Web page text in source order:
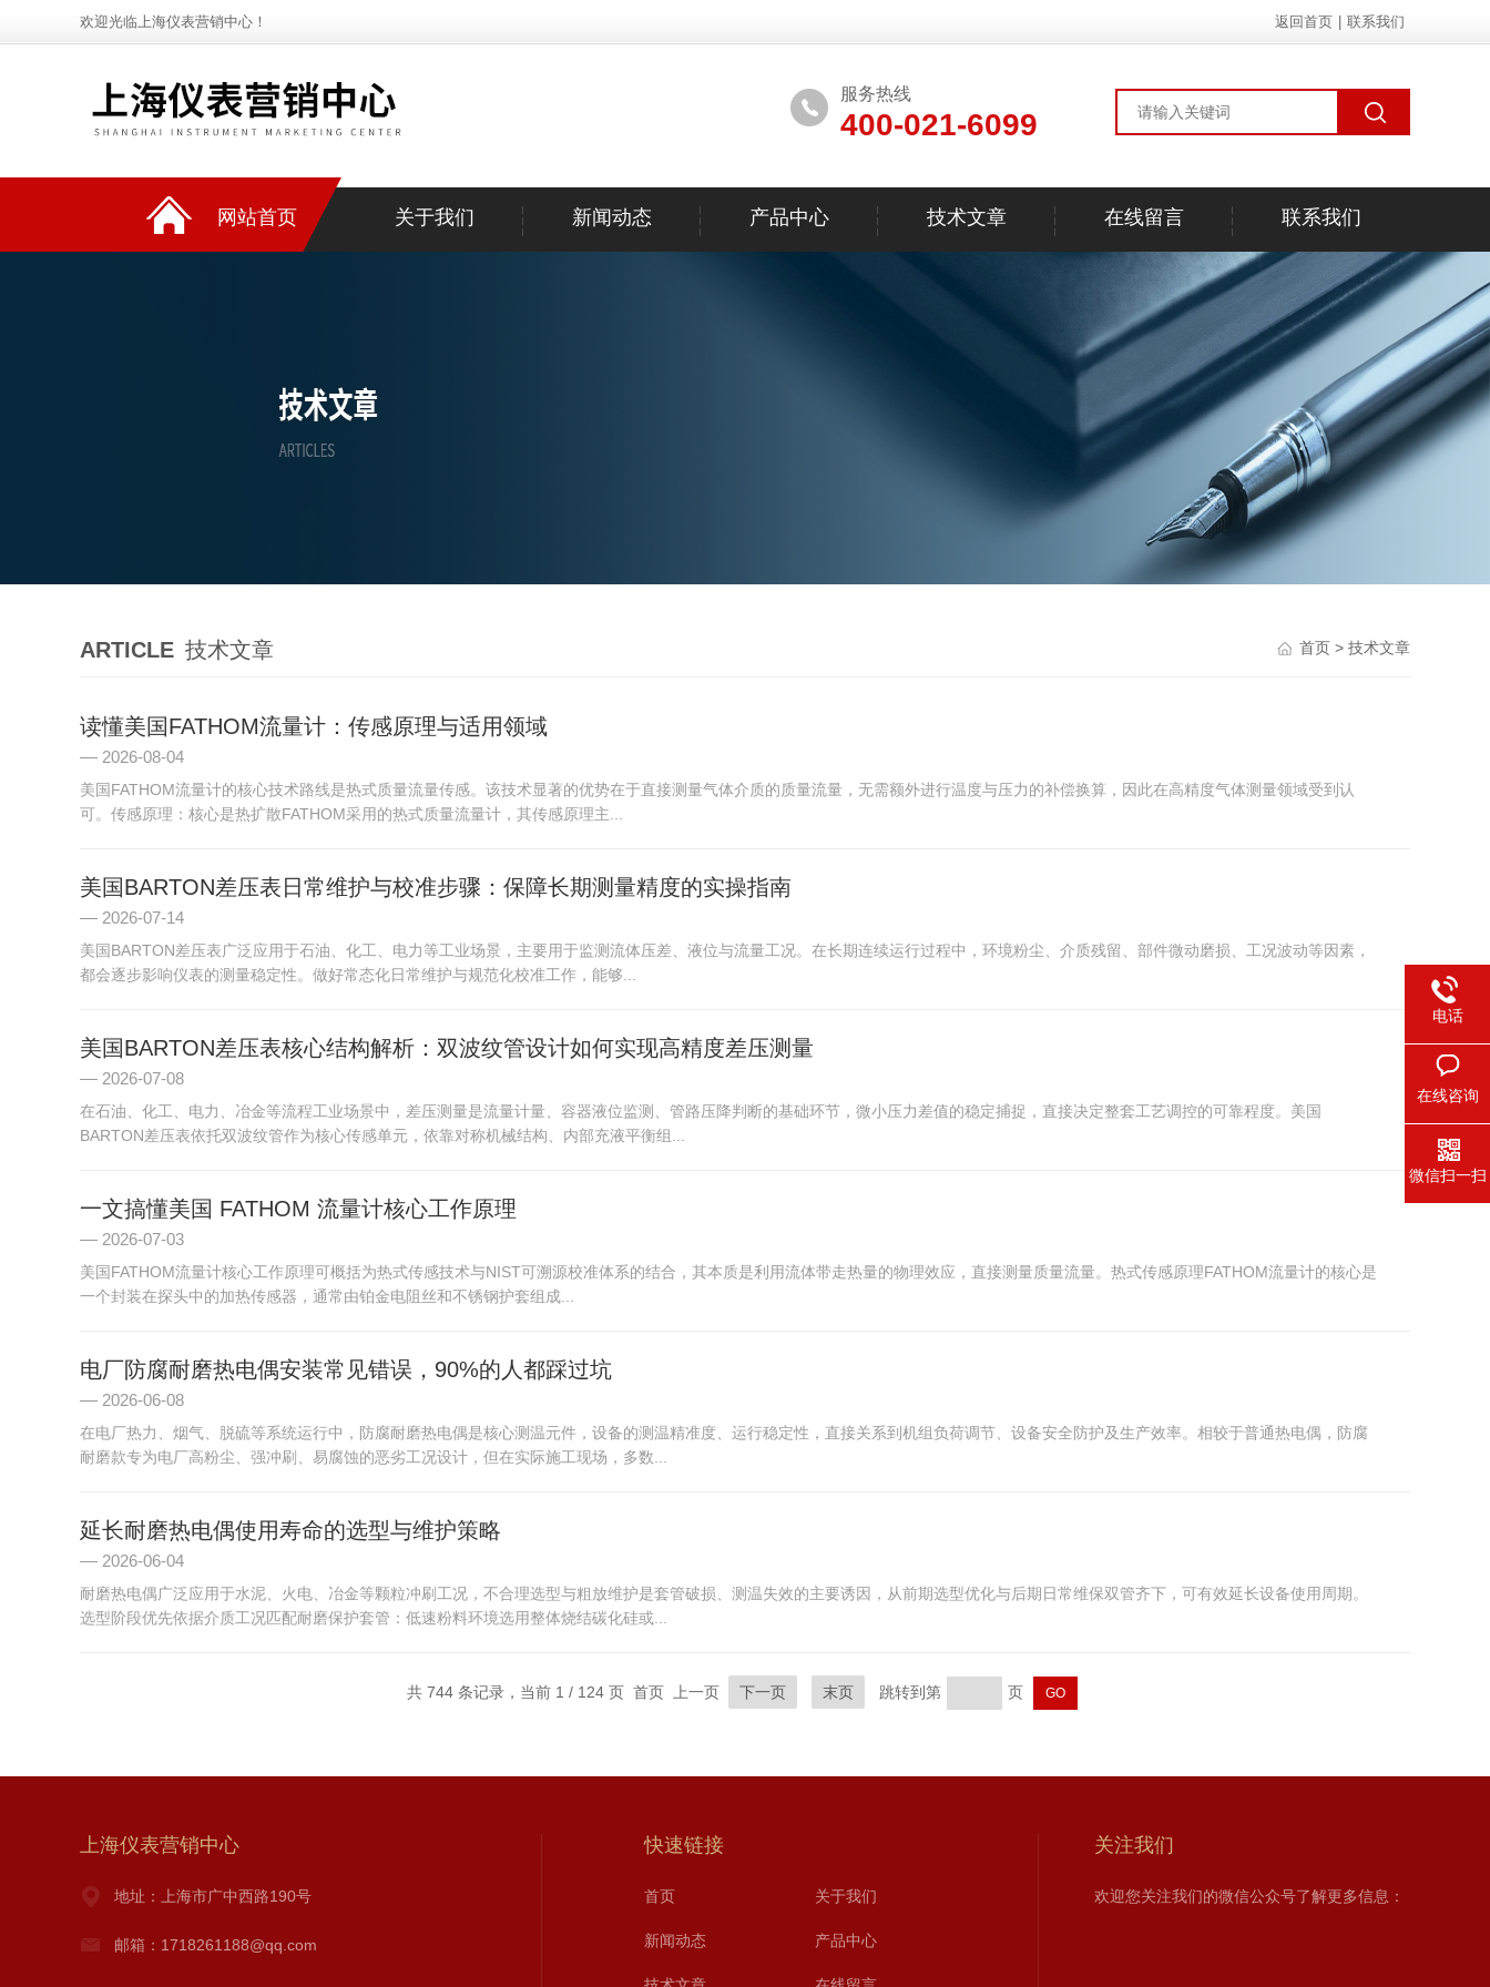
欢迎光临上海仪表营销中心！ 返回首页 联系我们
服务热线
400-021-6099
网站首页 关于我们 新闻动态 产品中心 技术文章 在线留言 联系我们
ARTICLE 技术文章 首页 > 技术文章
读懂美国FATHOM流量计：传感原理与适用领域
2026-08-04
美国FATHOM流量计的核心技术路线是热式质量流量传感。该技术显著的优势在于直接测量气体介质的质量流量，无需额外进行温度与压力的补偿换算，因此在高精度气体测量领域受到认
可。传感原理：核心是热扩散FATHOM采用的热式质量流量计，其传感原理主...
美国BARTON差压表日常维护与校准步骤：保障长期测量精度的实操指南
2026-07-14
美国BARTON差压表广泛应用于石油、化工、电力等工业场景，主要用于监测流体压差、液位与流量工况。在长期连续运行过程中，环境粉尘、介质残留、部件微动磨损、工况波动等因素，
都会逐步影响仪表的测量稳定性。做好常态化日常维护与规范化校准工作，能够...
美国BARTON差压表核心结构解析：双波纹管设计如何实现高精度差压测量
2026-07-08
在石油、化工、电力、冶金等流程工业场景中，差压测量是流量计量、容器液位监测、管路压降判断的基础环节，微小压力差值的稳定捕捉，直接决定整套工艺调控的可靠程度。美国
BARTON差压表依托双波纹管作为核心传感单元，依靠对称机械结构、内部充液平衡组...
一文搞懂美国 FATHOM 流量计核心工作原理
2026-07-03
美国FATHOM流量计核心工作原理可概括为热式传感技术与NIST可溯源校准体系的结合，其本质是利用流体带走热量的物理效应，直接测量质量流量。热式传感原理FATHOM流量计的核心是
一个封装在探头中的加热传感器，通常由铂金电阻丝和不锈钢护套组成...
电厂防腐耐磨热电偶安装常见错误，90%的人都踩过坑
2026-06-08
在电厂热力、烟气、脱硫等系统运行中，防腐耐磨热电偶是核心测温元件，设备的测温精准度、运行稳定性，直接关系到机组负荷调节、设备安全防护及生产效率。相较于普通热电偶，防腐
耐磨款专为电厂高粉尘、强冲刷、易腐蚀的恶劣工况设计，但在实际施工现场，多数...
延长耐磨热电偶使用寿命的选型与维护策略
2026-06-04
耐磨热电偶广泛应用于水泥、火电、冶金等颗粒冲刷工况，不合理选型与粗放维护是套管破损、测温失效的主要诱因，从前期选型优化与后期日常维保双管齐下，可有效延长设备使用周期。
选型阶段优先依据介质工况匹配耐磨保护套管：低速粉料环境选用整体烧结碳化硅或...
共 744 条记录，当前 1 / 124 页 首页 上一页 下一页 末页 跳转到第 页
上海仪表营销中心
地址：上海市广中西路190号
邮箱：1718261188@qq.com
快速链接
首页 关于我们
新闻动态 产品中心
关注我们
欢迎您关注我们的微信公众号了解更多信息：
电话
在线咨询
微信扫一扫